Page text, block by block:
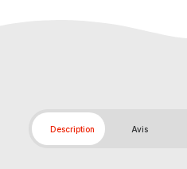
Description Avis